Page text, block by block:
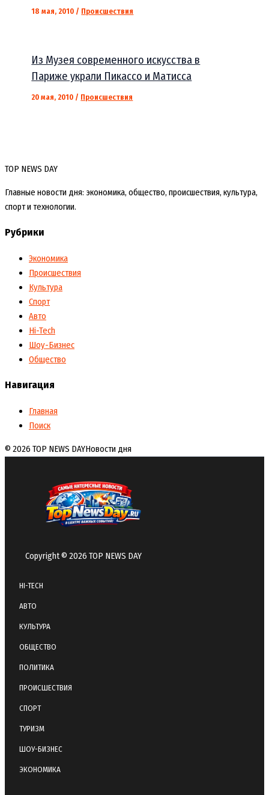
18 мая, 2010 / Происшествия
Из Музея современного искусства в
Париже украли Пикассо и Матисса
20 мая, 2010 / Происшествия
TOP NEWS DAY
Главные новости дня: экономика, общество, происшествия, культура,
спорт и технологии.
Рубрики
Экономика
Происшествия
Культура
Спорт
Авто
Hi-Tech
Шоу-Бизнес
Общество
Навигация
Главная
Поиск
© 2026 TOP NEWS DAYНовости дня
Copyright © 2026 TOP NEWS DAY
HI-TECH
АВТО
КУЛЬТУРА
ОБЩЕСТВО
ПОЛИТИКА
ПРОИСШЕСТВИЯ
СПОРТ
ТУРИЗМ
ШОУ-БИЗНЕС
ЭКОНОМИКА